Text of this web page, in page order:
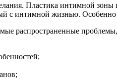
Пластика интимной
с интимной жизнью.
распространенные